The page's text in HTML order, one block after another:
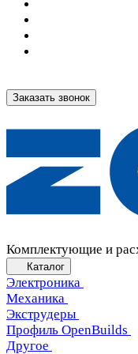
Заказать звонок
Комплектующие и
Каталог
Электроника
Механика
Экструдеры
Профиль OpenBuilds
Другое